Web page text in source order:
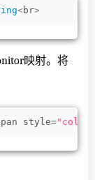
<br>
映射。将
style=